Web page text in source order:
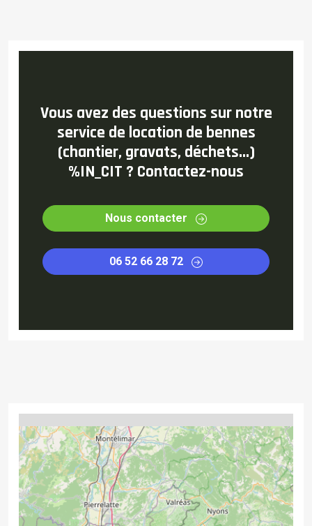
Vous avez des questions sur notre
service de location de bennes
(chantier, gravats, déchets...)
%IN_CIT ? Contactez-nous
Nous contacter
06 52 66 28 72
2
4